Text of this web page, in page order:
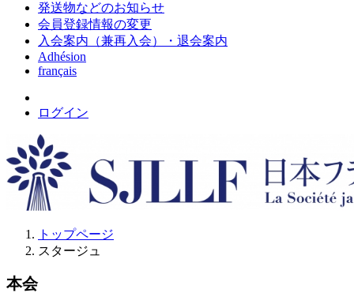
発送物などのお知らせ
会員登録情報の変更
入会案内（兼再入会）・退会案内
Adhésion
français
ログイン
トップページ
スタージュ
本会